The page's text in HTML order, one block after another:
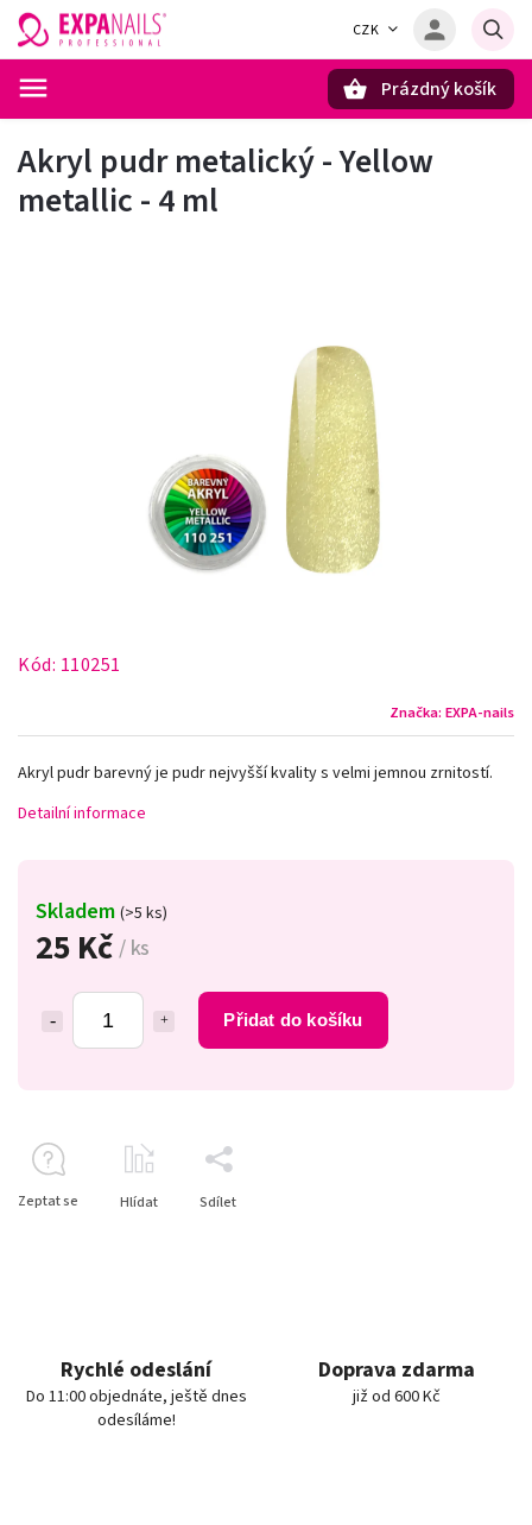
CZK
Prázdný košík
Akryl pudr metalický - Yellow
metallic - 4 ml
Kód: 110251
Značka: EXPA-nails
25 Kč/ ks
Přidat do košíku
Skladem (>5 ks)
Akryl pudr barevný je pudr nejvyšší kvality s velmi jemnou zrnitostí.
Detailní informace
Zeptat se Hlídat Sdílet
Rychlé odeslání
Do 11:00 objednáte, ještě dnes
odesíláme!
Doprava zdarma
již od 600 Kč